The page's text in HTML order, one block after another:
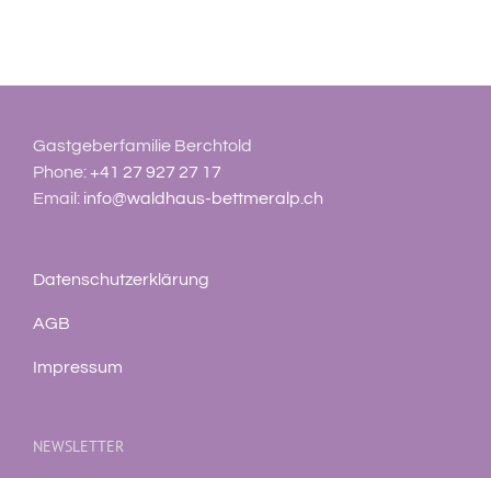
Gastgeberfamilie Berchtold
Phone:+41 27 927 27 17
Email: info@waldhaus-bettmeralp.ch
Datenschutzerklärung
AGB
Impressum
NEWSLETTER